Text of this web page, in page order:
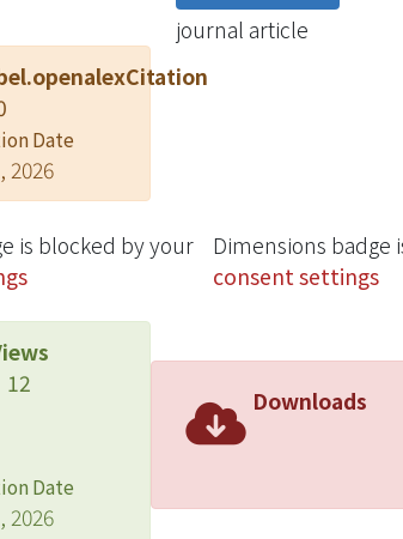
journal article
Date
2026
is blocked by your
Dimensions badge
consent settings
12
Date
2026
Downloads